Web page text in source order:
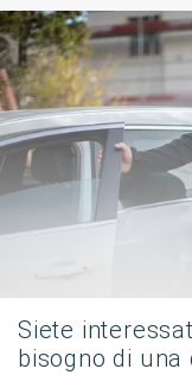
Siete
bisogno di una